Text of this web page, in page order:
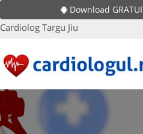
Download
Cardiolog Targu Jiu